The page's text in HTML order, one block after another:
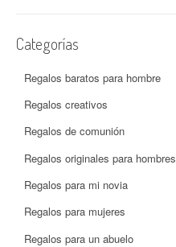
Categorías
Regalos baratos para hombre
Regalos creativos
Regalos de comunión
Regalos originales para hombres
Regalos para mi novia
Regalos para mujeres
Regalos para un abuelo